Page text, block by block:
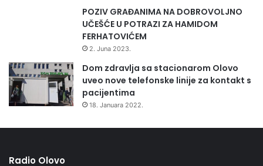
POZIV GRAĐANIMA NA DOBROVOLJNO
UČEŠĆE U POTRAZI ZA HAMIDOM
FERHATOVIĆEM
2. Juna 2023.
Dom zdravlja sa stacionarom Olovo
uveo nove telefonske linije za kontakt s
pacijentima
18. Januara 2022.
Radio Olovo